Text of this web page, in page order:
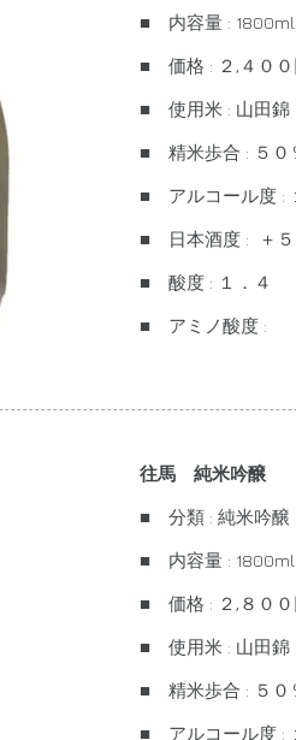
■ 内容量 : 1800ml
■ 価格 : ２,４００
■ 使用米 : 山田錦
■ 精米歩合 : ５０
■ アルコール度 :
■ 日本酒度 : ＋５
■ 酸度 : １．４
■ アミノ酸度 :
往馬 純米吟醸
■ 分類 : 純米吟醸
■ 内容量 : 1800ml
■ 価格 : ２,８００
■ 使用米 : 山田錦
■ 精米歩合 : ５０
■ アルコール度 :